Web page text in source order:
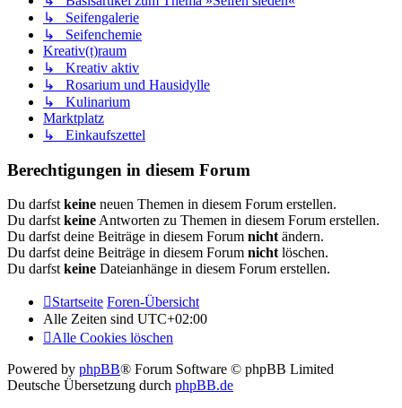
↳ Seifengalerie
↳ Seifenchemie
Kreativ(t)raum
↳ Kreativ aktiv
↳ Rosarium und Hausidylle
↳ Kulinarium
Marktplatz
↳ Einkaufszettel
Berechtigungen in diesem Forum
Du darfst keine neuen Themen in diesem Forum erstellen.
Du darfst keine Antworten zu Themen in diesem Forum erstellen.
Du darfst deine Beiträge in diesem Forum nicht ändern.
Du darfst deine Beiträge in diesem Forum nicht löschen.
Du darfst keine Dateianhänge in diesem Forum erstellen.
Startseite Foren-Übersicht
Alle Zeiten sind UTC+02:00
Alle Cookies löschen
Powered by phpBB® Forum Software © phpBB Limited
Deutsche Übersetzung durch phpBB.de